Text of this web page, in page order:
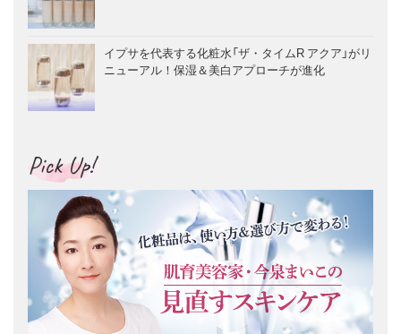
イプサを代表する化粧水「ザ・タイムR アクア」がリ
ニューアル！保湿＆美白アプローチが進化
Pick Up!